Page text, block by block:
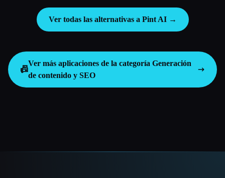
Ver todas las alternativas a Pint AI →
📠
Ver más aplicaciones de la categoría Generación
de contenido y SEO